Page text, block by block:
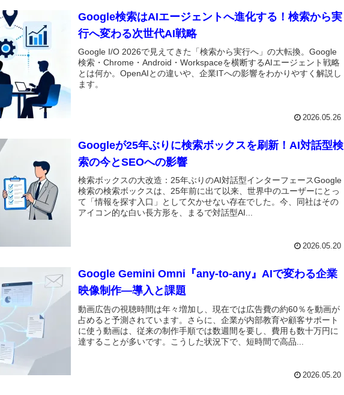
Google検索はAIエージェントへ進化する！検索から実
行へ変わる次世代AI戦略
Google I/O 2026で見えてきた「検索から実行へ」の大転換。Google
検索・Chrome・Android・Workspaceを横断するAIエージェント戦略
とは何か。OpenAIとの違いや、企業ITへの影響をわかりやすく解説し
ます。
2026.05.26
Googleが25年ぶりに検索ボックスを刷新！AI対話型検
索の今とSEOへの影響
検索ボックスの大改造：25年ぶりのAI対話型インターフェースGoogle
検索の検索ボックスは、25年前に出て以来、世界中のユーザーにとっ
て「情報を探す入口」として欠かせない存在でした。今、同社はその
アイコン的な白い長方形を、まるで対話型AI...
2026.05.20
Google Gemini Omni『any-to-any』AIで変わる企業
映像制作―導入と課題
動画広告の視聴時間は年々増加し、現在では広告費の約60％を動画が
占めると予測されています。さらに、企業が内部教育や顧客サポート
に使う動画は、従来の制作手順では数週間を要し、費用も数十万円に
達することが多いです。こうした状況下で、短時間で高品...
2026.05.20